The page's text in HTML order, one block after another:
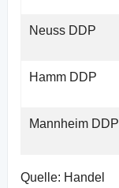
Neuss DDP
Hamm DDP
Mannheim DDP
Quelle: Handel